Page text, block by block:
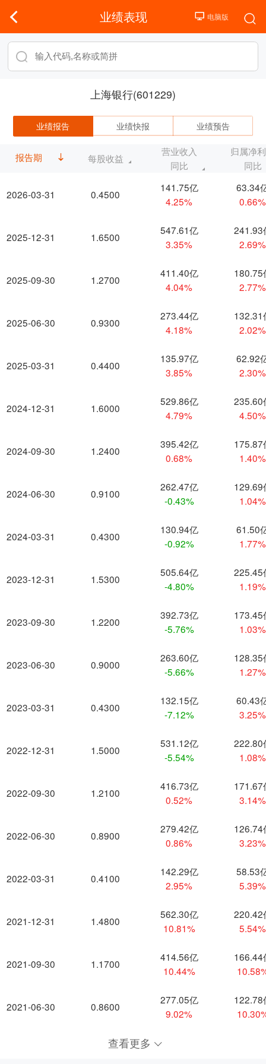
业绩表现
上海银行(601229)
业绩报告 业绩快报 业绩预告
报告期
2026-03-31
2025-12-31
2025-09-30
2025-06-30
2025-03-31
2024-12-31
2024-09-30
2024-06-30
2024-03-31
2023-12-31
2023-09-30
2023-06-30
2023-03-31
2022-12-31
2022-09-30
2022-06-30
2022-03-31
2021-12-31
2021-09-30
2021-06-30
每股收益
营业收入
同比
归属净
同比
0.4500
141.75亿
4.25%
63.34
0.66%
1.6500
547.61亿
3.35%
241.93
2.69%
1.2700
411.40亿
4.04%
180.75
2.77%
0.9300
273.44亿
4.18%
132.31
2.02%
0.4400
135.97亿
3.85%
62.92
2.30%
1.6000
529.86亿
4.79%
235.60
4.50%
1.2400
395.42亿
0.68%
175.87
1.40%
0.9100
262.47亿
-0.43%
129.69
1.04%
0.4300
130.94亿
-0.92%
61.50
1.77%
1.5300
505.64亿
-4.80%
225.45
1.19%
1.2200
392.73亿
-5.76%
173.45
1.03%
0.9000
263.60亿
-5.66%
128.35
1.27%
0.4300
132.15亿
-7.12%
60.43
3.25%
1.5000
531.12亿
-5.54%
222.80
1.08%
1.2100
416.73亿
0.52%
171.67
3.14%
0.8900
279.42亿
0.86%
126.74
3.23%
0.4100
142.29亿
2.95%
58.53
5.39%
1.4800
562.30亿
10.81%
220.42
5.54%
1.1700
414.56亿
10.44%
166.44
0.8600
277.05亿
9.02%
122.78
查看更多